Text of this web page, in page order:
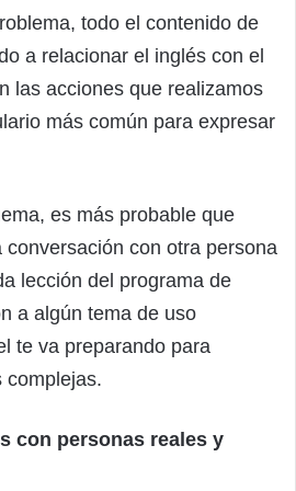
todo el contenido de
a relacionar el inglés con el
las acciones que realizamos
más común para expresar
es más probable que
con otra persona
lección del programa de
a algún tema de uso
te va preparando para
complejas.
con personas reales y